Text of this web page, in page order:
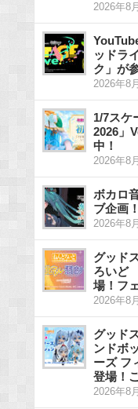
2026年8
ッドラ
ク」が
2026年8
1/7スケ
2026」
中！
2026年8
ボカロ
ブ企画！
2026年8
グッド
ろいど
場！フ
2026年8
グッド
ンドボ
ーズ フ
登場！
2026年8